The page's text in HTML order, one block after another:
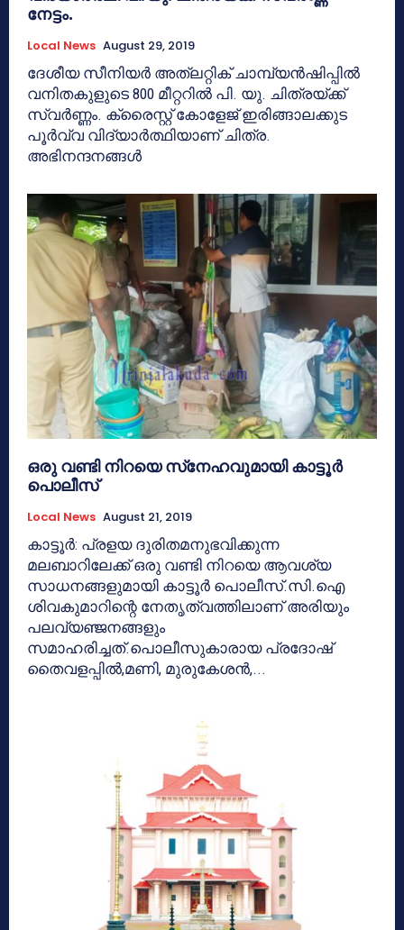
നേട്ടം.
Local News August 29, 2019
ദേശീയ സീനിയര്‍ അത്ലറ്റിക് ചാമ്പ്യന്‍ഷിപ്പില്‍
വനിതകുളുടെ 800 മീറ്ററില്‍ പി. യു. ചിത്രയ്ക്ക്
സ്വര്‍ണ്ണം. ക്രൈസ്റ്റ് കോളേജ് ഇരിങ്ങാലക്കുട
പൂര്‍വ്വ വിദ്യാര്‍ത്ഥിയാണ് ചിത്ര.
ഒരു വണ്ടി നിറയെ സ്‌നേഹവുമായി കാട്ടൂര്‍
പൊലീസ്
Local News August 21, 2019
കാട്ടൂര്‍: പ്രളയ ദുരിതമനുഭവിക്കുന്ന
മലബാറിലേക്ക് ഒരു വണ്ടി നിറയെ ആവശ്യ
സാധനങ്ങളുമായി കാട്ടൂര്‍ പൊലീസ്.സി.ഐ
ശിവകുമാറിന്റെ നേതൃത്വത്തിലാണ് അരിയും
പലവ്യഞ്ജനങ്ങളും
സമാഹരിച്ചത്.പൊലീസുകാരായ പ്രദോഷ്
തൈവളപ്പില്‍,മണി, മുരുകേശന്‍,...